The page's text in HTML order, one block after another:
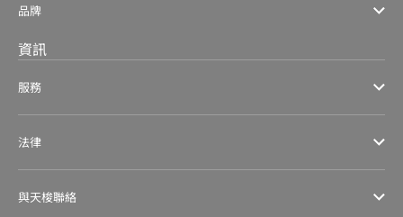
品牌
資訊
服務
法律
與天梭聯絡